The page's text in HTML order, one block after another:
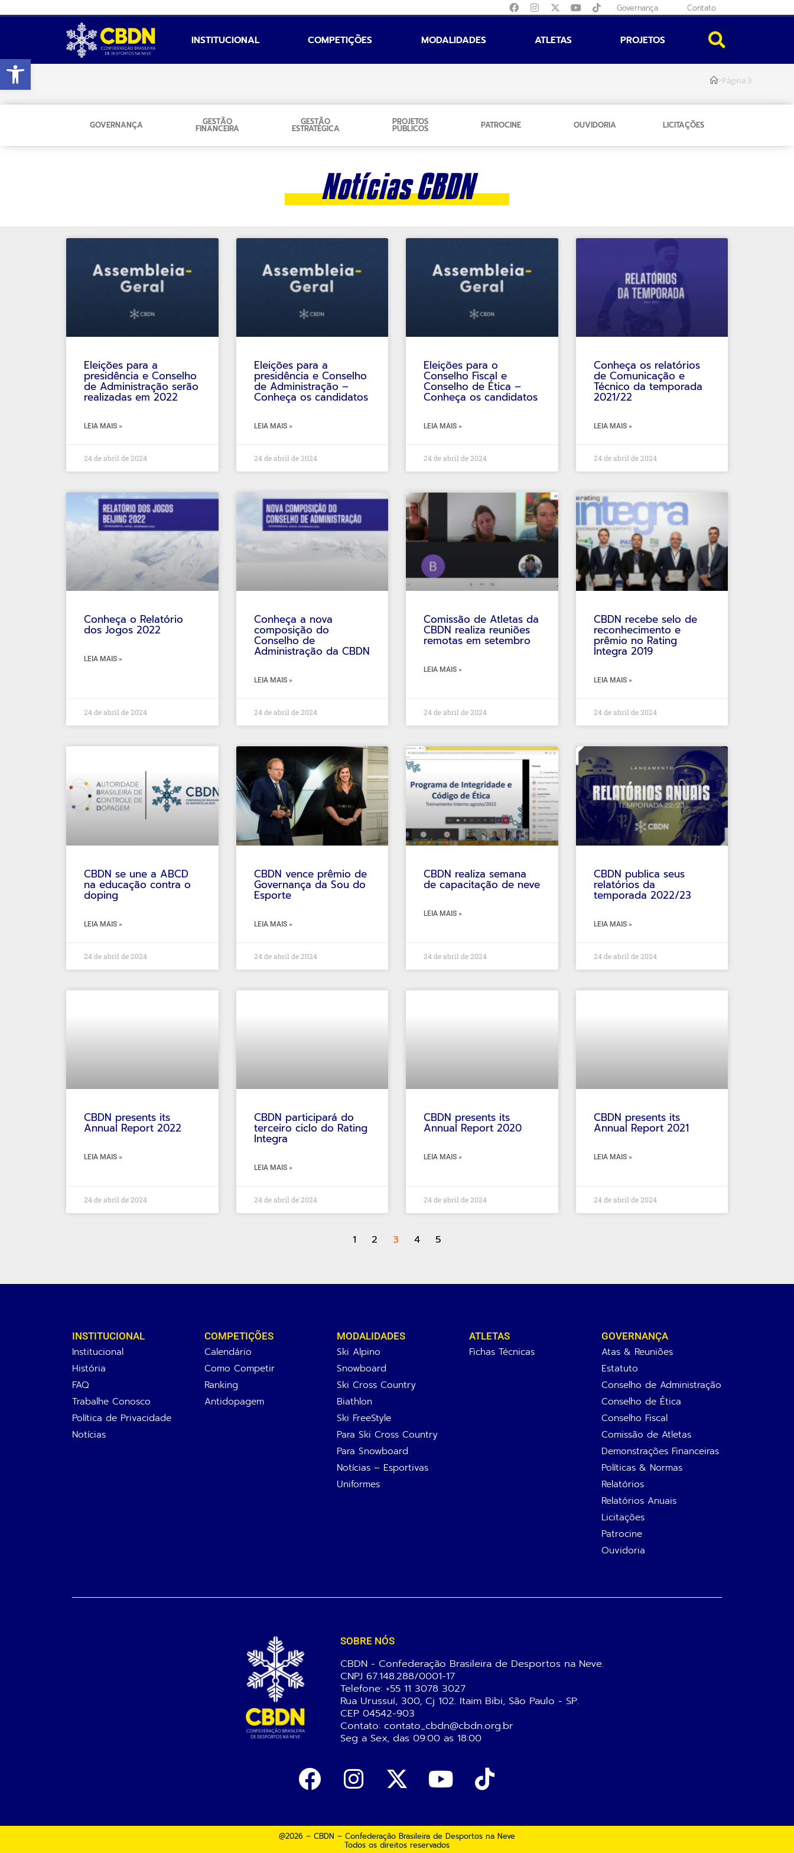
Abrir a barra de ferramentas
Governança Contato
INSTITUCIONAL COMPETIÇÕES MODALIDADES ATLETAS PROJETOS
>Página 3
GOVERNANÇA GESTÃO
FINANCEIRA
GESTÃO
ESTRATÉGICA
PROJETOS
PÚBLICOS PATROCINE OUVIDORIA LICITAÇÕES
Notícias CBDN
Eleições para a
presidência e Conselho
de Administração serão
realizadas em 2022
LEIA MAIS »
24 de abril de 2024
Eleições para a
presidência e Conselho
de Administração –
Conheça os candidatos
LEIA MAIS »
24 de abril de 2024
Eleições para o
Conselho Fiscal e
Conselho de Ética –
Conheça os candidatos
LEIA MAIS »
24 de abril de 2024
Conheça os relatórios
de Comunicação e
Técnico da temporada
2021/22
LEIA MAIS »
24 de abril de 2024
Conheça o Relatório
dos Jogos 2022
LEIA MAIS »
24 de abril de 2024
Conheça a nova
composição do
Conselho de
Administração da CBDN
LEIA MAIS »
24 de abril de 2024
Comissão de Atletas da
CBDN realiza reuniões
remotas em setembro
LEIA MAIS »
24 de abril de 2024
CBDN recebe selo de
reconhecimento e
prêmio no Rating
Integra 2019
LEIA MAIS »
24 de abril de 2024
CBDN se une a ABCD
na educação contra o
doping
LEIA MAIS »
24 de abril de 2024
CBDN vence prêmio de
Governança da Sou do
Esporte
LEIA MAIS »
24 de abril de 2024
CBDN realiza semana
de capacitação de neve
LEIA MAIS »
24 de abril de 2024
CBDN publica seus
relatórios da
temporada 2022/23
LEIA MAIS »
24 de abril de 2024
CBDN presents its
Annual Report 2022
LEIA MAIS »
24 de abril de 2024
CBDN participará do
terceiro ciclo do Rating
Integra
LEIA MAIS »
24 de abril de 2024
CBDN presents its
Annual Report 2020
LEIA MAIS »
24 de abril de 2024
CBDN presents its
Annual Report 2021
LEIA MAIS »
24 de abril de 2024
1 2 3 4 5
INSTITUCIONAL
Institucional
História
FAQ
Trabalhe Conosco
Política de Privacidade
Notícias
COMPETIÇÕES
Calendário
Como Competir
Ranking
Antidopagem
MODALIDADES
Ski Alpino
Snowboard
Ski Cross Country
Biathlon
Ski FreeStyle
Para Ski Cross Country
Para Snowboard
Notícias – Esportivas
Uniformes
ATLETAS
Fichas Técnicas
GOVERNANÇA
Atas & Reuniões
Estatuto
Conselho de Administração
Conselho de Ética
Conselho Fiscal
Comissão de Atletas
Demonstrações Financeiras
Políticas & Normas
Relatórios
Relatórios Anuais
Licitações
Patrocine
Ouvidoria
SOBRE NÓS
CBDN - Confederação Brasileira de Desportos na Neve.
CNPJ 67.148.288/0001-17
Telefone: +55 11 3078 3027
Rua Urussuí, 300, Cj 102. Itaim Bibi, São Paulo - SP.
CEP 04542-903
Contato: contato_cbdn@cbdn.org.br
Seg a Sex, das 09:00 as 18:00
@2026 – CBDN – Confederação Brasileira de Desportos na Neve
Todos os direitos reservados